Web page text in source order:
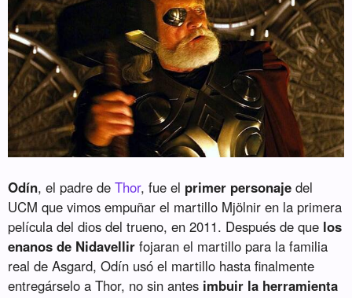
Odín, el padre deThor, fue el primer personaje del
UCM que vimos empuñar el martillo Mjölnir en la primera
película del dios del trueno, en 2011. Después de que los
enanos de Nidavellir fojaran el martillo para la familia
real de Asgard, Odín usó el martillo hasta finalmente
entregárselo a Thor, no sin antes imbuir la herramienta